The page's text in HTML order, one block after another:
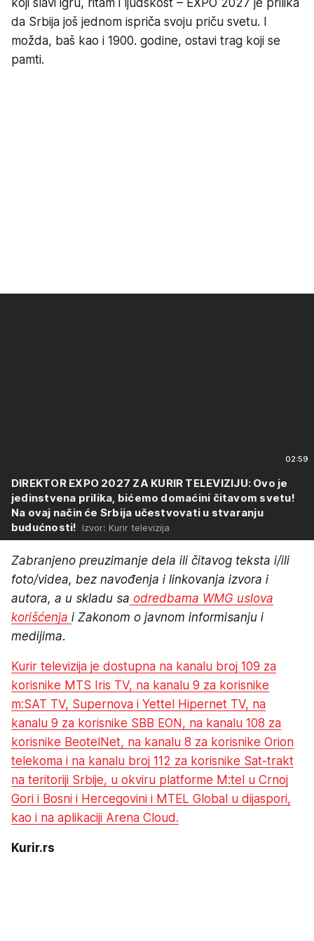
koji slavi igru, ritam i ljudskost – EXPO 2027 je prilika
da Srbija još jednom ispriča svoju priču svetu. I
možda, baš kao i 1900. godine, ostavi trag koji se
pamti.
02:59
DIREKTOR EXPO 2027 ZA KURIR TELEVIZIJU: Ovo je
jedinstvena prilika, bićemo domaćini čitavom svetu!
Na ovaj način će Srbija učestvovati u stvaranju
budućnosti! Izvor: Kurir televizija
Zabranjeno preuzimanje dela ili čitavog teksta i/ili
foto/videa, bez navođenja i linkovanja izvora i
autora, a u skladu sa odredbama WMG uslova
korišćenja i Zakonom o javnom informisanju i
medijima.
Kurir televizija je dostupna na kanalu broj 109 za
korisnike MTS Iris TV, na kanalu 9 za korisnike
m:SAT TV, Supernova i Yettel Hipernet TV, na
kanalu 9 za korisnike SBB EON, na kanalu 108 za
korisnike BeotelNet, na kanalu 8 za korisnike Orion
telekoma i na kanalu broj 112 za korisnike Sat-trakt
na teritoriji Srbije, u okviru platforme M:tel u Crnoj
Gori i Bosni i Hercegovini i MTEL Global u dijaspori,
kao i na aplikaciji Arena Cloud.
Kurir.rs